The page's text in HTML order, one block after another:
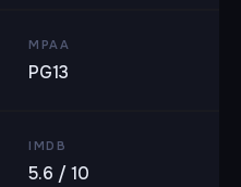
MPAA
PG13
IMDB
5.6 / 10